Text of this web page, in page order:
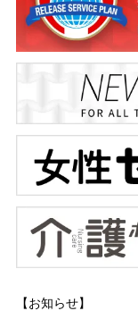
【お知らせ】